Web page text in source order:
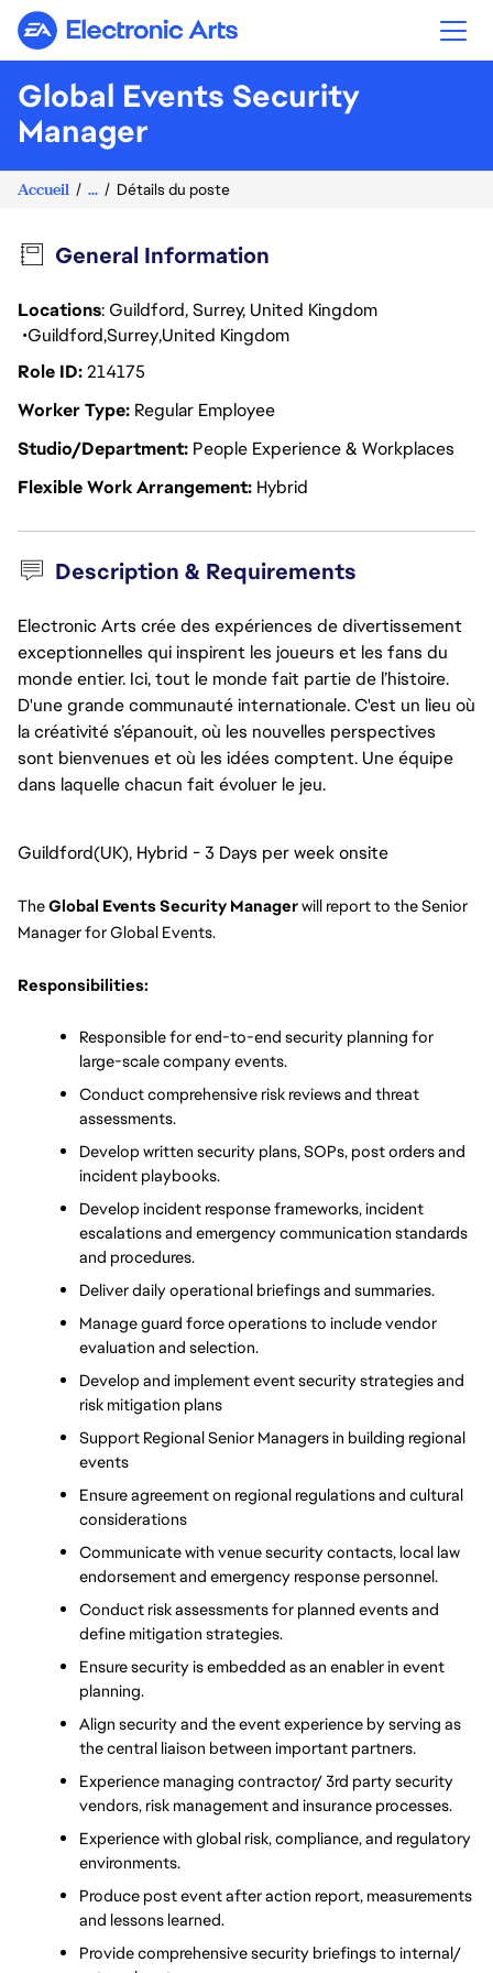
Electronic Arts
Global Events Security
Manager
Accueil ... Détails du poste
General Information
Locations: Guildford, Surrey, United Kingdom
GuildfordSurreyUnited Kingdom
Role ID214175
Worker Type Regular Employee
Studio/Department People Experience & Workplaces
Flexible Work Arrangement Hybrid
Description & Requirements
Electronic Arts crée des expériences de divertissement
exceptionnelles qui inspirent les joueurs et les fans du
monde entier. Ici, tout le monde fait partie de l’histoire.
D'une grande communauté internationale. C'est un lieu où
la créativité s’épanouit, où les nouvelles perspectives
sont bienvenues et où les idées comptent. Une équipe
dans laquelle chacun fait évoluer le jeu.
Guildford(UK), Hybrid - 3 Days per week onsite
The Global Events Security Manager will report to the Senior
Manager for Global Events.
Responsibilities:
Responsible for end-to-end security planning for
large-scale company events.
Conduct comprehensive risk reviews and threat
assessments.
Develop written security plans, SOPs, post orders and
incident playbooks.
Develop incident response frameworks, incident
escalations and emergency communication standards
and procedures.
Deliver daily operational briefings and summaries.
Manage guard force operations to include vendor
evaluation and selection.
Develop and implement event security strategies and
risk mitigation plans
Support Regional Senior Managers in building regional
events
Ensure agreement on regional regulations and cultural
considerations
Communicate with venue security contacts, local law
endorsement and emergency response personnel.
Conduct risk assessments for planned events and
define mitigation strategies.
Ensure security is embedded as an enabler in event
planning.
Align security and the event experience by serving as
the central liaison between important partners.
Experience managing contractor/ 3rd party security
vendors, risk management and insurance processes.
Experience with global risk, compliance, and regulatory
environments.
Produce post event after action report, measurements
and lessons learned.
Provide comprehensive security briefings to internal/